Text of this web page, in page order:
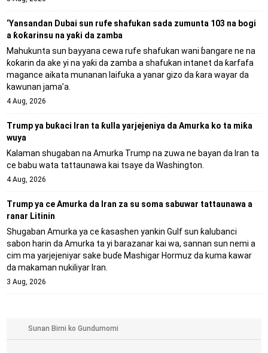
‘Yansandan Dubai sun rufe shafukan sada zumunta 103 na bogi
a ƙoƙarinsu na yaƙi da zamba
Mahukunta sun bayyana cewa rufe shafukan wani ɓangare ne na
ƙoƙarin da ake yi na yaƙi da zamba a shafukan intanet da ƙarfafa
magance aikata munanan laifuka a yanar gizo da ƙara wayar da
kawunan jama’a.
4 Aug, 2026
Trump ya buƙaci Iran ta ƙulla yarjejeniya da Amurka ko ta miƙa
wuya
Kalaman shugaban na Amurka Trump na zuwa ne bayan da Iran ta
ce babu wata tattaunawa kai tsaye da Washington.
4 Aug, 2026
Trump ya ce Amurka da Iran za su soma sabuwar tattaunawa a
ranar Litinin
Shugaban Amurka ya ce ƙasashen yankin Gulf sun ƙalubanci
sabon harin da Amurka ta yi barazanar kai wa, sannan sun nemi a
cim ma yarjejeniyar sake buɗe Mashigar Hormuz da kuma kawar
da makaman nukiliyar Iran.
3 Aug, 2026